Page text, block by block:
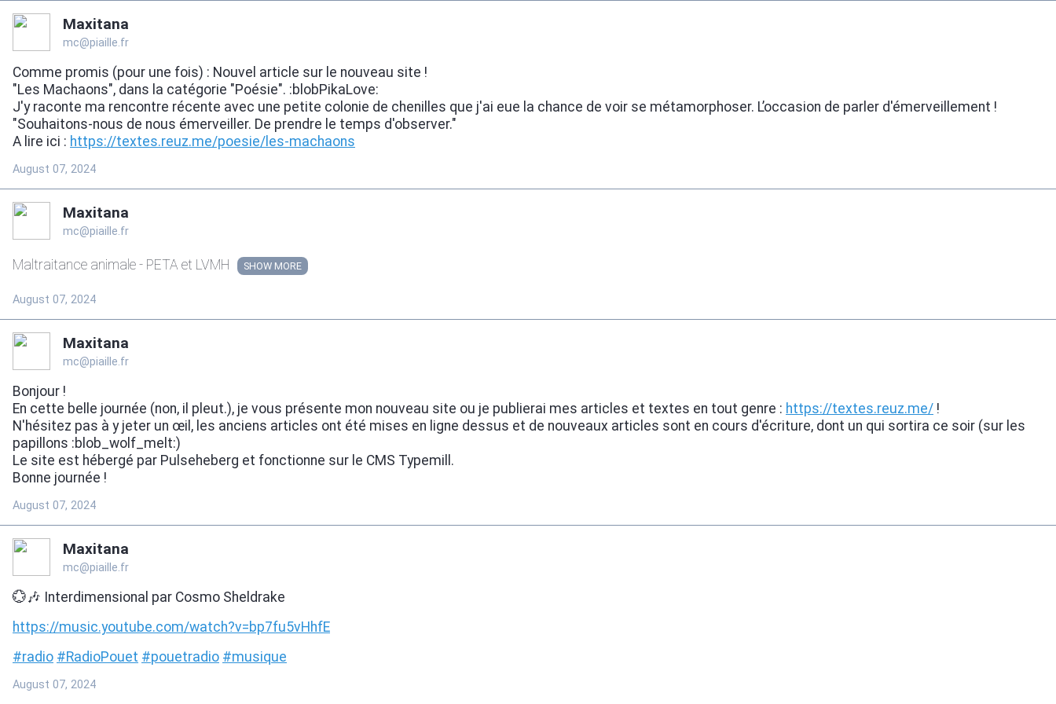
Maxitana
mc@piaille.fr
Comme promis (pour une fois) : Nouvel article sur le nouveau site !
"Les Machaons", dans la catégorie "Poésie". :blobPikaLove:
J'y raconte ma rencontre récente avec une petite colonie de chenilles que j'ai eue la chance de voir se métamorphoser. L’occasion de parler d'émerveillement !
"Souhaitons-nous de nous émerveiller. De prendre le temps d'observer."
A lire ici : https://textes.reuz.me/poesie/les-machaons
August 07, 2024
Maxitana
mc@piaille.fr
Maltraitance animale - PETA et LVMH SHOW
August 07, 2024
Maxitana
mc@piaille.fr
Bonjour !
En cette belle journée (non, il pleut.), je vous présente mon nouveau site ou je publierai mes articles et textes en tout genre : https://textes.reuz.me/ !
N'hésitez pas à y jeter un œil, les anciens articles ont été mises en ligne dessus et de nouveaux articles sont en cours d'écriture, dont un qui sortira ce soir (sur les
papillons :blob_wolf_melt:)
Le site est hébergé par Pulseheberg et fonctionne sur le CMS Typemill.
Bonne journée !
August 07, 2024
Maxitana
mc@piaille.fr
💮🎶 Interdimensional par Cosmo Sheldrake
https://music.youtube.com/watch?v=bp7fu5vHhfE
#radio #RadioPouet #pouetradio #musique
August 07, 2024